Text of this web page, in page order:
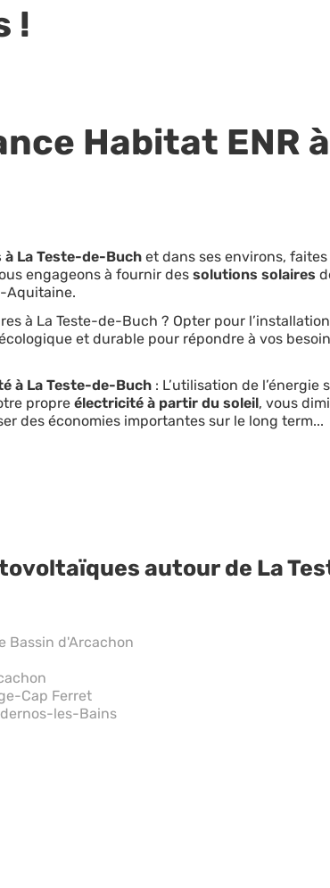
!
Habitat ENR
La Teste-de-Buchet dans ses environs,
engageons à fournir des solutions solaires
Aquitaine.
à La Teste-de-Buch ? Opter pour
et durable pour répondre à vos
à La Teste-de-Buch : L’utilisation de
propre électricité à partir du soleil, vous
des économies importantes sur le long term...
autour de La
Bassin d'Arcachon
Cap Ferret
les-Bains